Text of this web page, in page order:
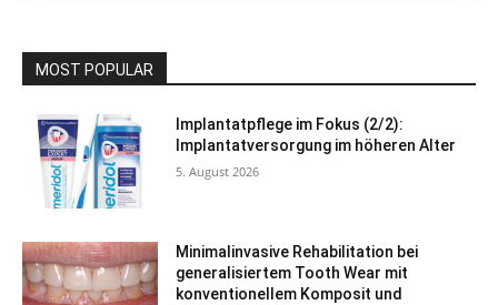
MOST POPULAR
Implantatpflege im Fokus (2/2):
Implantatversorgung im höheren Alter
5. August 2026
Minimalinvasive Rehabilitation bei
generalisiertem Tooth Wear mit
konventionellem Komposit und